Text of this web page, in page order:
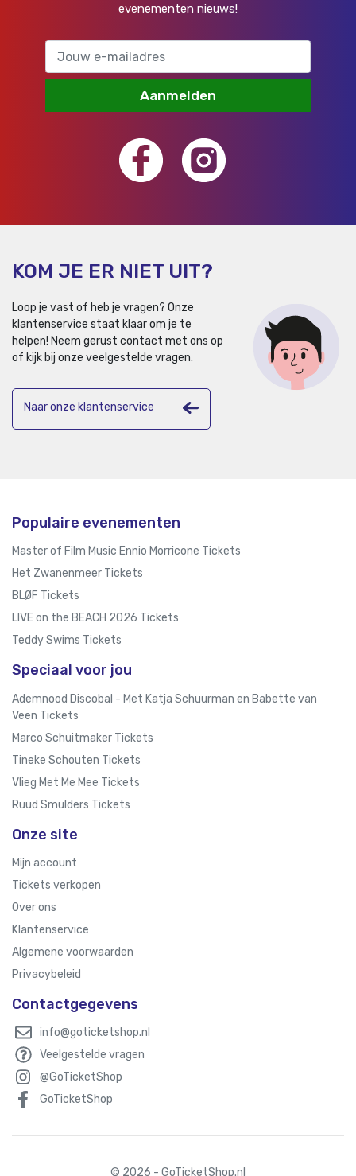
evenementen nieuws!
Aanmelden
KOM JE ER NIET UIT?
Loop je vast of heb je vragen? Onze
klantenservice staat klaar om je te
helpen! Neem gerust contact met ons op
of kijk bij onze veelgestelde vragen.
Naar onze klantenservice
Populaire evenementen
Master of Film Music Ennio Morricone Tickets
Het Zwanenmeer Tickets
BLØF Tickets
LIVE on the BEACH 2026 Tickets
Teddy Swims Tickets
Speciaal voor jou
Ademnood Discobal - Met Katja Schuurman en Babette van
Veen Tickets
Marco Schuitmaker Tickets
Tineke Schouten Tickets
Vlieg Met Me Mee Tickets
Ruud Smulders Tickets
Onze site
Mijn account
Tickets verkopen
Over ons
Klantenservice
Algemene voorwaarden
Privacybeleid
Contactgegevens
info@goticketshop.nl
Veelgestelde vragen
@GoTicketShop
GoTicketShop
© 2026 - GoTicketShop.nl